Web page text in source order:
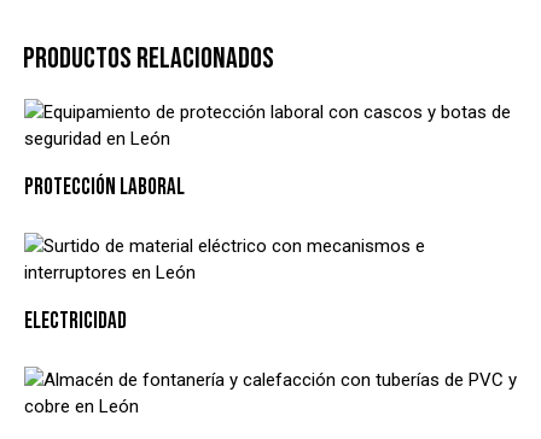
PRODUCTOS RELACIONADOS
PROTECCIÓN LABORAL
ELECTRICIDAD